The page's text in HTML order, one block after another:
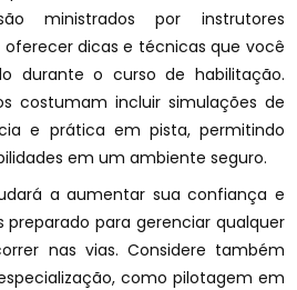
ministrados por instrutores
dicas e técnicas que você
durante o curso de habilitação.
costumam incluir simulações de
e prática em pista, permitindo
em um ambiente seguro.
a aumentar sua confiança e
para gerenciar qualquer
nas vias. Considere também
como pilotagem em